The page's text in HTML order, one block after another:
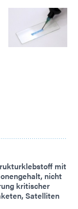
mit
nicht
kritischer
Satelliten